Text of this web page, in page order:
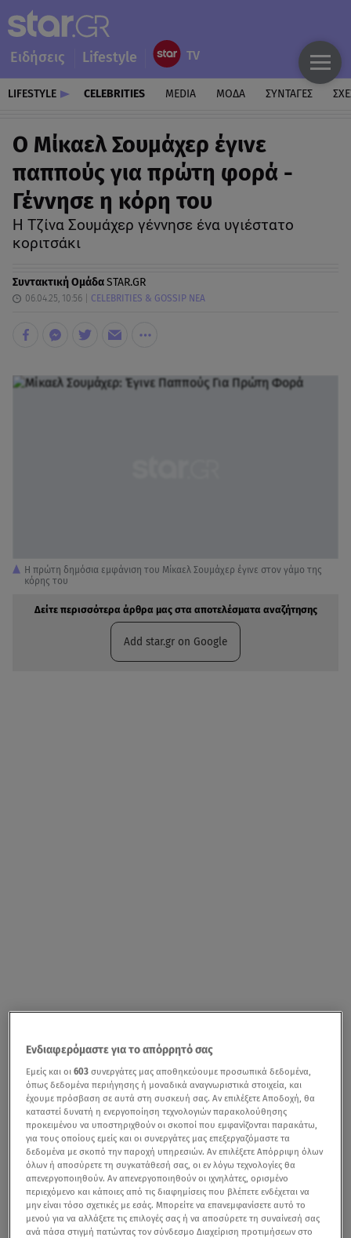
Ειδήσεις Lifestyle
LIFESTYLE CELEBRITIES MEDIA ΜΟΔΑ ΣΥΝΤΑΓΕΣ
Ο Μίκαελ Σουμάχερ έγινε
παππούς για πρώτη φορά -
Γέννησε η κόρη του
Η Τζίνα Σουμάχερ γέννησε ένα υγιέστατο
κοριτσάκι
Συντακτική ΟμάδαSTAR.GR
06.04.25, 10:56 CELEBRITIES & GOSSIP ΝΕΑ
Η πρώτη δημόσια εμφάνιση του Μίκαελ Σουμάχερ έγινε στον γάμο της
κόρης του
Δείτε περισσότερα άρθρα μας στα αποτελέσματα αναζήτησης
Add star.gr on Google
Ενδιαφερόμαστε για το απόρρητό σας
Εμείς και οι603 συνεργάτες μας αποθηκεύουμε προσωπικά δεδομένα,
όπως δεδομένα περιήγησης ή μοναδικά αναγνωριστικά στοιχεία, και
έχουμε πρόσβαση σε αυτά στη συσκευή σας. Αν επιλέξετε Αποδοχή, θα
καταστεί δυνατή η ενεργοποίηση τεχνολογιών παρακολούθησης
προκειμένου να υποστηριχθούν οι σκοποί που εμφανίζονται παρακάτω,
για τους οποίους εμείς και οι συνεργάτες μας επεξεργαζόμαστε τα
δεδομένα με σκοπό την παροχή υπηρεσιών. Αν επιλέξετε Απόρριψη όλων
όλων ή αποσύρετε τη συγκατάθεσή σας, οι εν λόγω τεχνολογίες θα
απενεργοποιηθούν. Αν απενεργοποιηθούν οι ιχνηλάτες, ορισμένο
περιεχόμενο και κάποιες από τις διαφημίσεις που βλέπετε ενδέχεται να
μην είναι τόσο σχετικές με εσάς. Μπορείτε να επανεμφανίσετε αυτό το
μενού για να αλλάξετε τις επιλογές σας ή να αποσύρετε τη συναίνεσή σας
ανά πάσα στιγμή πατώντας τον σύνδεσμο Διαχείριση προτιμήσεων στο